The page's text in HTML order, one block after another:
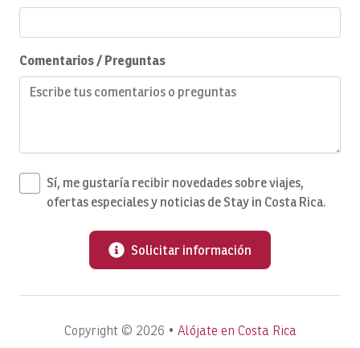
Cozy Care CR
Ciclismo
Excursiones en bicicleta
Limpieza diaria
Mesa de comedor
Reproductor de DVD
Comentarios / Preguntas
Sí, me gustaría recibir novedades sobre viajes,
ofertas especiales y noticias de Stay in Costa Rica.
Solicitar información
Copyright © 2026 • Alójate en Costa Rica